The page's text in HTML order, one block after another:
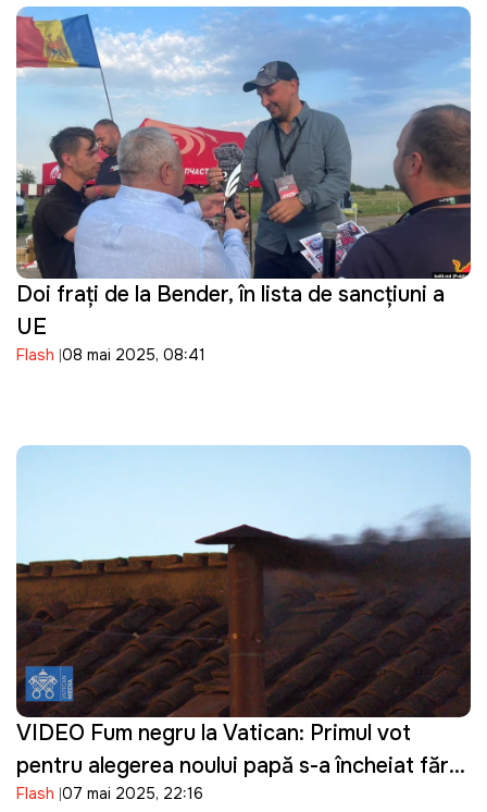
Doi frați de la Bender, în lista de sancțiuni a
UE
Flash 08 mai 2025, 08:41
VIDEO Fum negru la Vatican: Primul vot
pentru alegerea noului papă s-a încheiat fără
rezultat
Flash 07 mai 2025, 22:16